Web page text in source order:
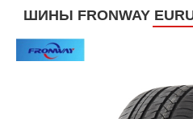
ШИНЫ FRONWAY